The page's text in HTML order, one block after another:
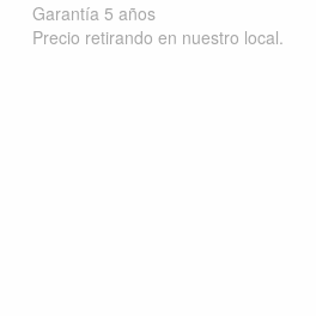
Garantía 5 años
Precio retirando en nuestro local.